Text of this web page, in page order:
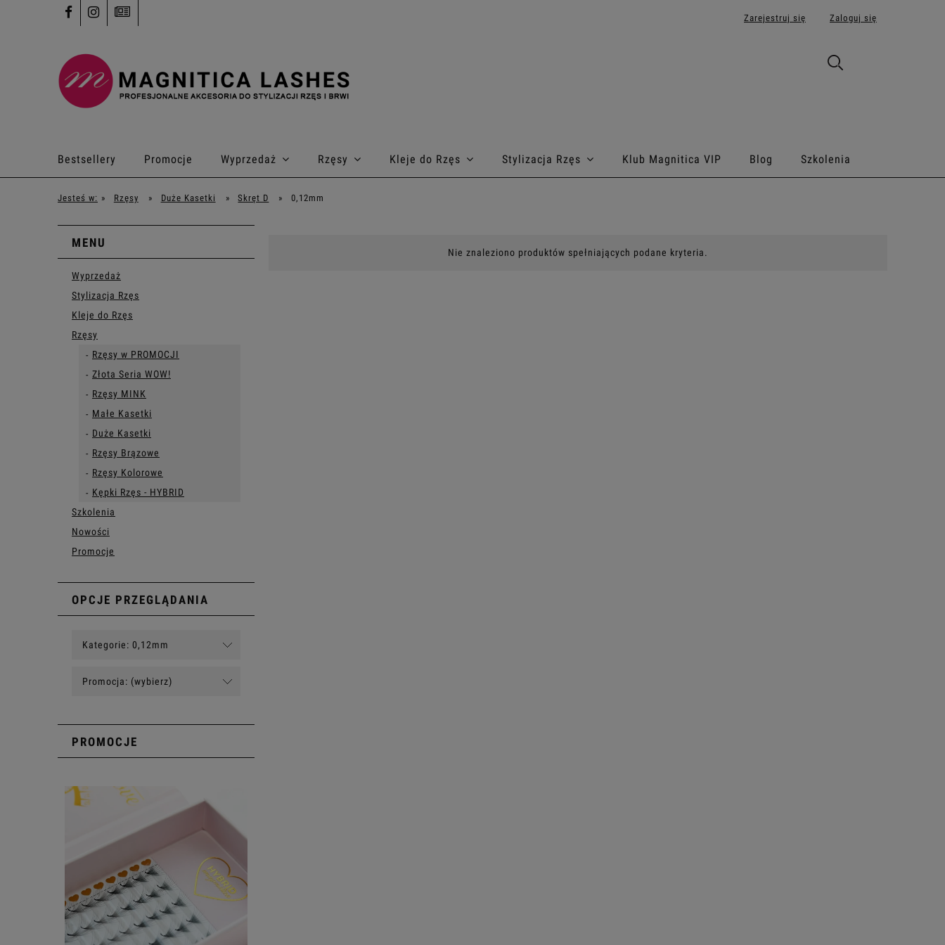
Zarejestruj się Zaloguj się
Bestsellery Promocje Wyprzedaż Rzęsy Kleje do Rzęs Stylizacja Rzęs Klub Magnitica VIP Blog Szkolenia
Kontakt
Jesteś w: » Rzęsy » Duże Kasetki » Skręt D » 0,12mm
MENU
Wyprzedaż
Stylizacja Rzęs
Kleje do Rzęs
Rzęsy
Rzęsy w PROMOCJI
Złota Seria WOW!
Rzęsy MINK
Małe Kasetki
Duże Kasetki
Rzęsy Brązowe
Rzęsy Kolorowe
Kępki Rzęs - HYBRID
Szkolenia
Nowości
Promocje
OPCJE PRZEGLĄDANIA
Kategorie: 0,12mm
Promocja: (wybierz)
PROMOCJE
Nie znaleziono produktów spełniających podane kryteria.